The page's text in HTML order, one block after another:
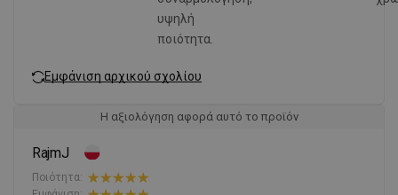
υψηλή
ποιότητα.
Εμφάνιση αρχικού σχολίου
Η αξιολόγηση αφορά αυτό το προϊόν
RajmJ
Ποιότητα: